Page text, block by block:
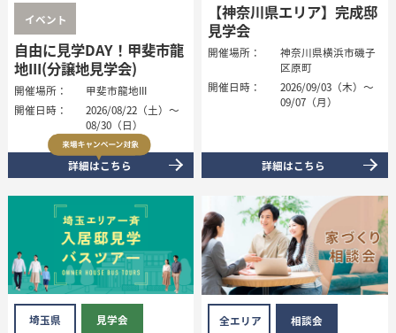
イベント
自由に見学DAY！甲斐市龍
地III(分譲地見学会)
開催場所：
甲斐市龍地III
開催日時：
2026/08/22（土）～
08/30（日）
詳細はこちら
【神奈川県エリア】完成邸
見学会
開催場所：
神奈川県横浜市磯子
区原町
開催日時：
2026/09/03（木）～
09/07（月）
詳細はこちら
埼玉県 見学会 全エリア 相談会